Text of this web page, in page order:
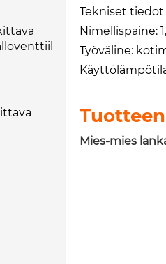
Tekniset tiedot
Nimellispaine:
Työväline:
Mies-mies